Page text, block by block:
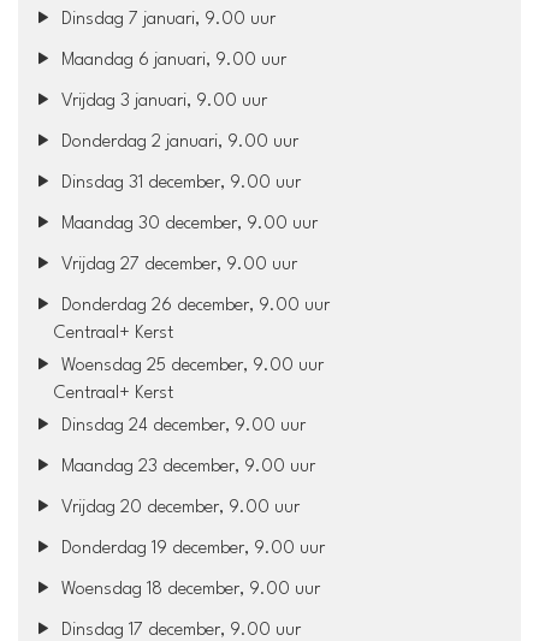
Dinsdag 7 januari, 9.00 uur
Maandag 6 januari, 9.00 uur
Vrijdag 3 januari, 9.00 uur
Donderdag 2 januari, 9.00 uur
Dinsdag 31 december, 9.00 uur
Maandag 30 december, 9.00 uur
Vrijdag 27 december, 9.00 uur
Donderdag 26 december, 9.00 uur
Centraal+ Kerst
Woensdag 25 december, 9.00 uur
Centraal+ Kerst
Dinsdag 24 december, 9.00 uur
Maandag 23 december, 9.00 uur
Vrijdag 20 december, 9.00 uur
Donderdag 19 december, 9.00 uur
Woensdag 18 december, 9.00 uur
Dinsdag 17 december, 9.00 uur